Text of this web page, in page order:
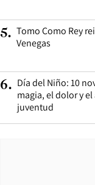
5. Tomo Como Rey
Venegas
6. Día del Niño: 10
magia, el dolor y
juventud